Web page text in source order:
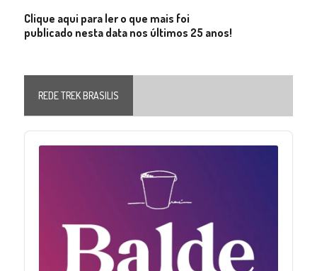
Clique aqui para ler o que mais foi
publicado nesta data nos últimos 25 anos!
REDE TREK BRASILIS
Audio
Player